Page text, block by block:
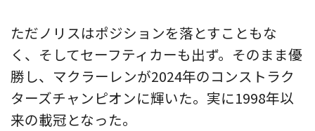
ただノリスはポジションを落とすこともな
く、そしてセーフティカーも出ず。そのまま優
勝し、マクラーレンが2024年のコンストラク
ターズチャンピオンに輝いた。実に1998年以
来の載冠となった。